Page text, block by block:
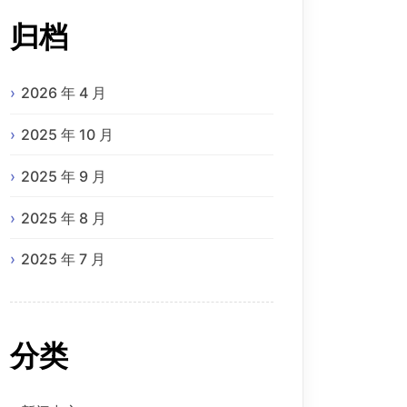
归档
2026 年 4 月
2025 年 10 月
2025 年 9 月
2025 年 8 月
2025 年 7 月
分类